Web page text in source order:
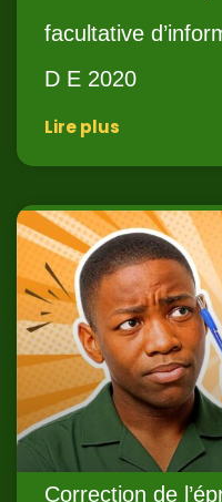
facultative
D E 2020
Lire plus
Correction de